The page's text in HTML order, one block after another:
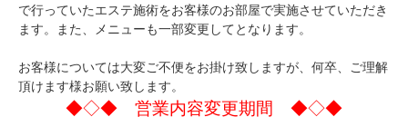
で行っていたエステ施術をお客様のお部屋で実施させていただき
ます。また、メニューも一部変更してとなります。
お客様については大変ご不便をお掛け致しますが、何卒、ご理解
頂けます様お願い致します。
◆◇◆ 営業内容変更期間 ◆◇◆